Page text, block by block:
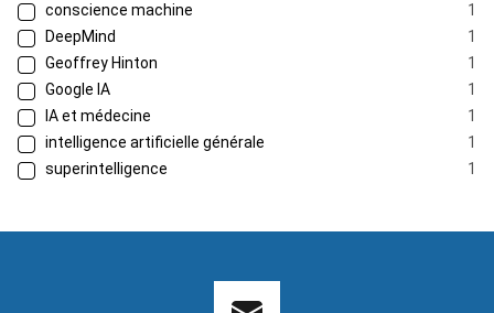
conscience machine
1
DeepMind
1
Geoffrey Hinton
1
Google IA
1
IA et médecine
1
intelligence artificielle générale
1
superintelligence
1